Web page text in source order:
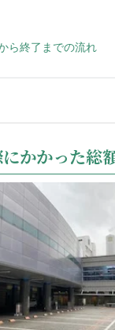
ら終了までの流れ
かかった総